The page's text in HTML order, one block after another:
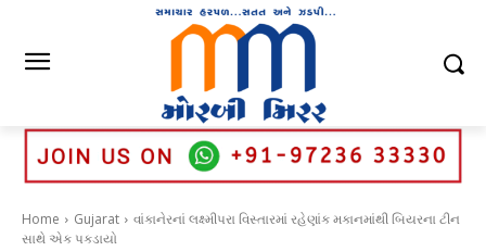
Home Gujarat
વાંકાનેરનાં લક્ષ્મીપરા વિસ્તારમાં રહેણાંક મકાનમાંથી બિયરના ટીન
સાથે એક પકડાયો